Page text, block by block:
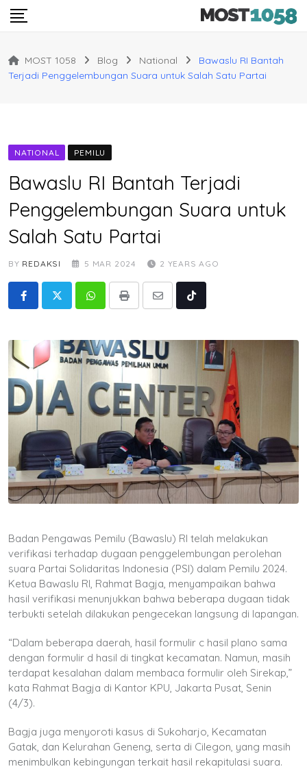
Skip
MOST 1058 Blog National
Bawaslu RI Bantah
Terjadi Penggelembungan Suara untuk Salah Satu Partai
NATIONAL PEMILU
Bawaslu RI Bantah Terjadi
Penggelembungan Suara untuk
Salah Satu Partai
BY REDAKSI 5 MAR 2024 2 YEARS AGO
WhatsappPrint
Share
Tiktok
Badan Pengawas Pemilu (Bawaslu) RI telah melakukan
verifikasi terhadap dugaan penggelembungan perolehan
suara Partai Solidaritas Indonesia (PSI) dalam Pemilu 2024.
Ketua Bawaslu RI, Rahmat Bagja, menyampaikan bahwa
hasil verifikasi menunjukkan bahwa beberapa dugaan tidak
terbukti setelah dilakukan pengecekan langsung di lapangan.
“Dalam beberapa daerah, hasil formulir c hasil plano sama
dengan formulir d hasil di tingkat kecamatan. Namun, masih
terdapat kesalahan dalam membaca formulir oleh Sirekap,”
kata Rahmat Bagja di Kantor KPU, Jakarta Pusat, Senin
(4/3).
Bagja juga menyoroti kasus di Sukoharjo, Kecamatan
Gatak, dan Kelurahan Geneng, serta di Cilegon, yang masih
menimbulkan kebingungan terkait hasil rekapitulasi suara.